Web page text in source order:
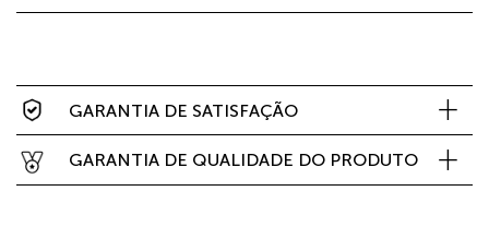
GARANTIA DE SATISFAÇÃO
GARANTIA DE QUALIDADE DO PRODUTO